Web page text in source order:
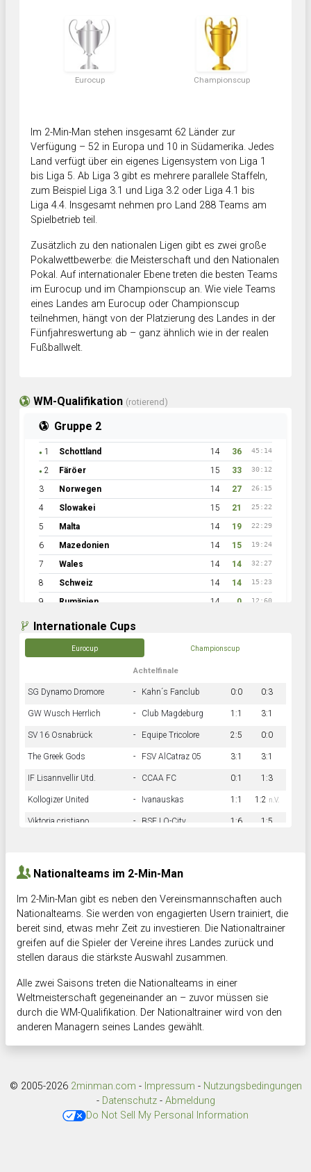
Eurocup Championscup
Im 2-Min-Man stehen insgesamt 62 Länder zur
Verfügung – 52 in Europa und 10 in Südamerika. Jedes
Land verfügt über ein eigenes Ligensystem von Liga 1
bis Liga 5. Ab Liga 3 gibt es mehrere parallele Staffeln,
zum Beispiel Liga 3.1 und Liga 3.2 oder Liga 4.1 bis
Liga 4.4. Insgesamt nehmen pro Land 288 Teams am
Spielbetrieb teil.
Zusätzlich zu den nationalen Ligen gibt es zwei große
Pokalwettbewerbe: die Meisterschaft und den Nationalen
Pokal. Auf internationaler Ebene treten die besten Teams
im Eurocup und im Championscup an. Wie viele Teams
eines Landes am Eurocup oder Championscup
teilnehmen, hängt von der Platzierung des Landes in der
Fünfjahreswertung ab – ganz ähnlich wie in der realen
Fußballwelt.
WM-Qualifikation (rotierend)
Gruppe 2
● 1 Schottland 14 36 45:14
● 2 Färöer 15 33 30:12
3 Norwegen 14 27 26:15
4 Slowakei 15 21 25:22
5 Malta 14 19 22:29
6 Mazedonien 14 15 19:24
7 Wales 14 14 32:27
8 Schweiz 14 14 15:23
9 Rumänien 14 0 12:60
Internationale Cups
Eurocup Championscup
Achtelfinale
SG Dynamo Dromore - Kahn´s Fanclub 0:0 0:3
GW Wusch Herrlich - Club Magdeburg 1:1 3:1
SV 16 Osnabrück - Equipe Tricolore 2:5 0:0
The Greek Gods - FSV AlCatraz 05 3:1 3:1
IF Lisannvellir Utd. - CCAA FC 0:1 1:3
Kollogizer United - Ivanauskas 1:1 1:2 n.V.
Viktoria cristiano - BSF LO-City 1:6 1:5
Nationalteams im 2-Min-Man
Im 2-Min-Man gibt es neben den Vereinsmannschaften auch
Nationalteams. Sie werden von engagierten Usern trainiert, die
bereit sind, etwas mehr Zeit zu investieren. Die Nationaltrainer
greifen auf die Spieler der Vereine ihres Landes zurück und
stellen daraus die stärkste Auswahl zusammen.
Alle zwei Saisons treten die Nationalteams in einer
Weltmeisterschaft gegeneinander an – zuvor müssen sie
durch die WM-Qualifikation. Der Nationaltrainer wird von den
anderen Managern seines Landes gewählt.
© 2005-2026 2minman.com - Impressum - Nutzungsbedingungen
- Datenschutz- Abmeldung
Do Not Sell My Personal Information